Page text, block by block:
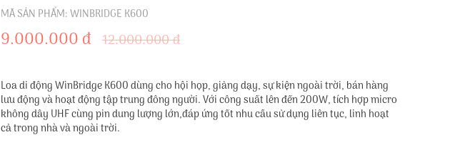
MÃ SẢN PHẨM: WINBRIDGE K600
9.000.000 đ 12.000.000 đ
Loa di động WinBridge K600 dùng cho hội họp, giảng dạy, sự kiện ngoài trời, bán hàng
lưu động và hoạt động tập trung đông người. Với công suất lên đến 200W, tích hợp micro
không dây UHF cùng pin dung lượng lớn,đáp ứng tốt nhu cầu sử dụng liên tục, linh hoạt
cả trong nhà và ngoài trời.